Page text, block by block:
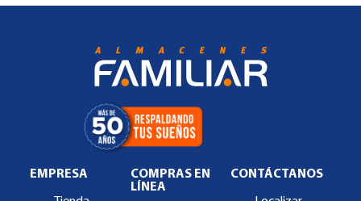
EMPRESA
COMPRAS EN
LÍNEA
CONTÁCTANOS